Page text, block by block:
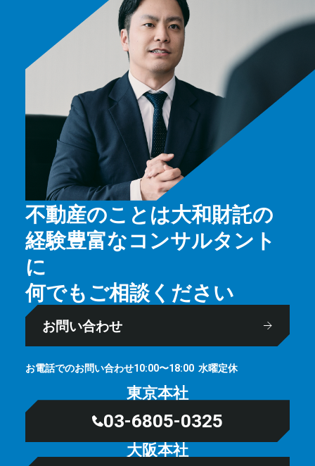
不動産のことは大和財託の
経験豊富なコンサルタント
に
何でもご相談ください
お問い合わせ
お電話でのお問い合わせ10:00〜18:00 ⽔曜定休
東京本社
03-6805-0325
大阪本社